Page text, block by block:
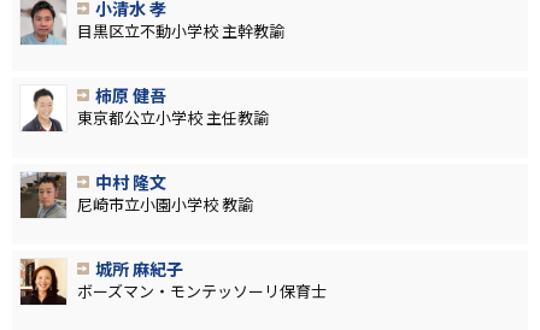
小清水 孝
目黒区立不動小学校 主幹教諭
柿原 健吾
東京都公立小学校 主任教諭
中村 隆文
尼崎市立小園小学校 教諭
城所 麻紀子
ボーズマン・モンテッソーリ保育士